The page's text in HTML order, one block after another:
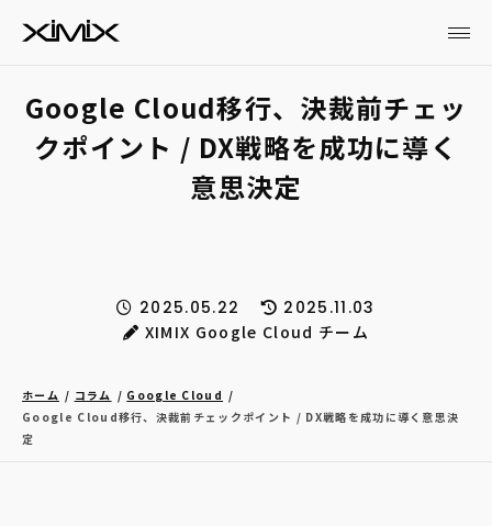
Google Cloud移行、決裁前チェッ
クポイント / DX戦略を成功に導く
意思決定
2025.05.22
2025.11.03
XIMIX Google Cloud チーム
ホーム コラム
Google Cloud
Google Cloud移行、決裁前チェックポイント / DX戦略を成功に導く意思決
定